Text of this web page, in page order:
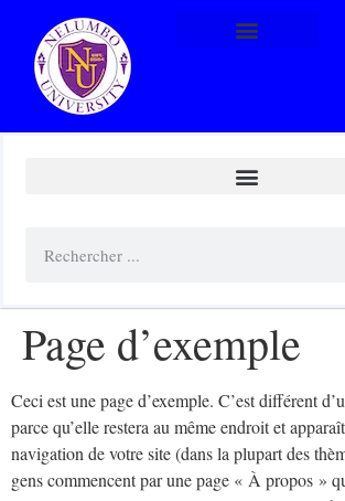
Page d’exemple
Ceci est une page d’exemple. C’est différent
parce qu’elle restera au même endroit et
navigation de votre site (dans la plupart des
gens commencent par une page « À propos »